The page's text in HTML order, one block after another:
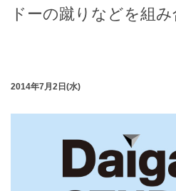
ドーの蹴りなどを組
2014年7月2日(水)